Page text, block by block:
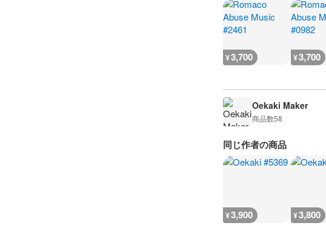
¥3,700 ¥3,700
Oekaki Maker
商品数58
同じ作者の商品
¥3,900 ¥3,800